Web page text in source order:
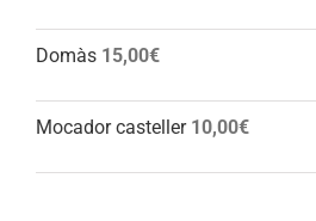
Domàs 15,00€
Mocador casteller 10,00€